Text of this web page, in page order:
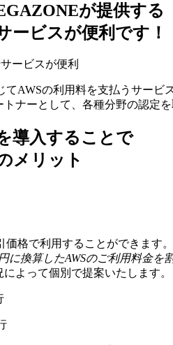
が提供する
ービスが便利です！
てAWSの利用料を支払うサー
ナーとして、各種分野の認定
導入することで
メリット
価格で利用することができます。
に換算したAWSのご利用料金を
よって個別で提案いたします。